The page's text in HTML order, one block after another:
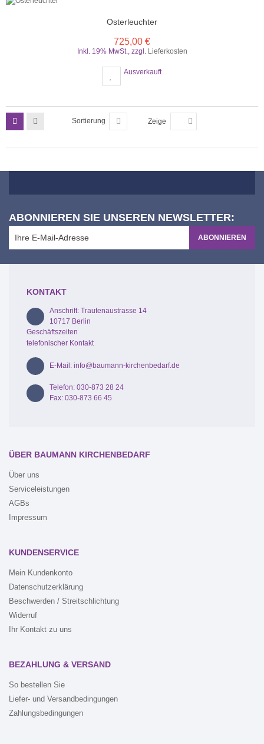
Osterleuchter
725,00 €
Inkl. 19% MwSt. zzgl. Lieferkosten
Ausverkauft
Sortierung Zeige
ABONNIEREN SIE UNSEREN NEWSLETTER:
ABONNIEREN
KONTAKT
Anschrift: Trautenaustrasse 14
10717 Berlin
Geschäftszeiten
telefonischer Kontakt
E-Mail: info@baumann-kirchenbedarf.de
Telefon: 030-873 28 24
Fax: 030-873 66 45
ÜBER BAUMANN KIRCHENBEDARF
Über uns
Serviceleistungen
AGBs
Impressum
KUNDENSERVICE
Mein Kundenkonto
Datenschutzerklärung
Beschwerden / Streitschlichtung
Widerruf
Ihr Kontakt zu uns
BEZAHLUNG & VERSAND
So bestellen Sie
Liefer- und Versandbedingungen
Zahlungsbedingungen